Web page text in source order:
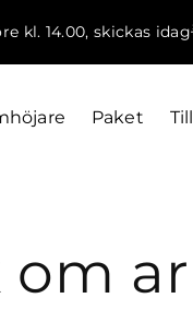
kl. 14.00, skickas idag
Paket
om